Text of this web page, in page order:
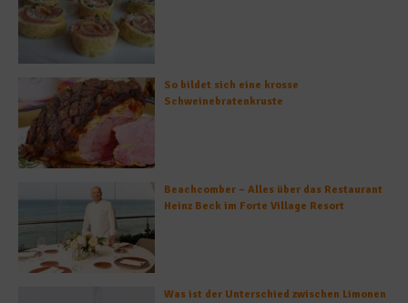
So bildet sich eine krosse
Schweinebratenkruste
Beachcomber – Alles über das Restaurant
Heinz Beck im Forte Village Resort
Was ist der Unterschied zwischen Limonen